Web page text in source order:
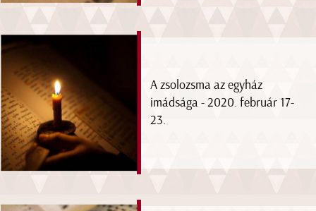
A zsolozsma az egyház
imádsága - 2020. február 17-
23.